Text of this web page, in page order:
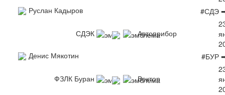
Руслан Кадыров
#СДЭ
СДЭК Автоприбор
Денис Мякотин
#БУР
ФЗЛК Буран Вектор